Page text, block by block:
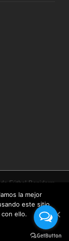
Fútbol Benidorm
la mejor
este sitio,
ello.